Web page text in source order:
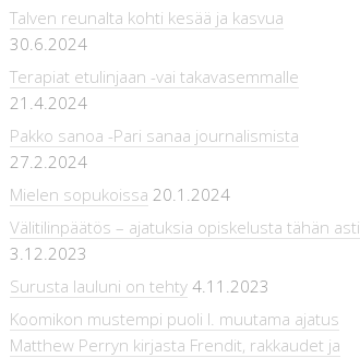
Talven reunalta kohti kesää ja kasvua
30.6.2024
Terapiat etulinjaan -vai takavasemmalle
21.4.2024
Pakko sanoa -Pari sanaa journalismista
27.2.2024
Mielen sopukoissa 20.1.2024
Välitilinpäätös – ajatuksia opiskelusta tähän asti
3.12.2023
Surusta lauluni on tehty 4.11.2023
Koomikon mustempi puoli l. muutama ajatus
Matthew Perryn kirjasta Frendit, rakkaudet ja